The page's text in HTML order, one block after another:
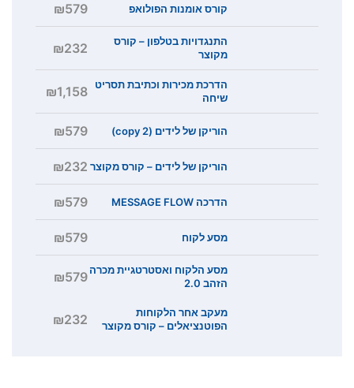
קורס אומנות הפולואפ ₪579
התנגדויות בטלפון – קורס
מקוצר
₪232
הדרכת מכירות וכתיבת תסריט
שיחה
₪1,158
הוריקן של לידים (copy 2) ₪579
הוריקן של לידים – קורס מקוצר ₪232
הדרכה MESSAGE FLOW ₪579
מסע לקוח ₪579
מסע הלקוח ואסטרטגיית מכרה
הזהב 2.0
₪579
מעקב אחר הלקוחות
הפוטנציאלים – קורס מקוצר
₪232